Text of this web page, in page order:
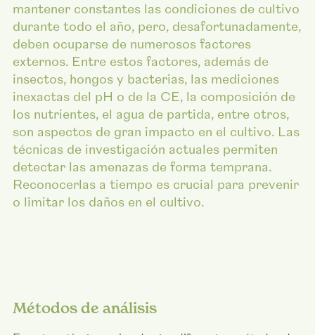
mantener constantes las condiciones de cultivo
durante todo el año, pero, desafortunadamente,
deben ocuparse de numerosos factores
externos. Entre estos factores, además de
insectos, hongos y bacterias, las mediciones
inexactas del pH o de la CE, la composición de
los nutrientes, el agua de partida, entre otros,
son aspectos de gran impacto en el cultivo. Las
técnicas de investigación actuales permiten
detectar las amenazas de forma temprana.
Reconocerlas a tiempo es crucial para prevenir
o limitar los daños en el cultivo.
Métodos de análisis